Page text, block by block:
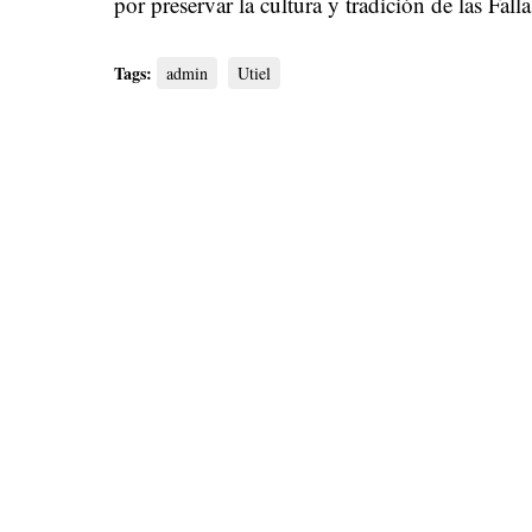
Tags: admin Utiel